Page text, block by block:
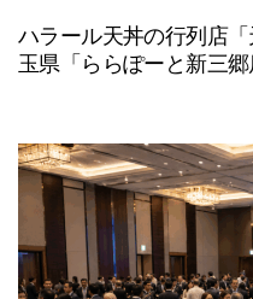
ハラール天丼の行列店
玉県「ららぽーと新三